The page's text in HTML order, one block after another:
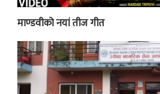
माण्डवीको नयां तीज गीत